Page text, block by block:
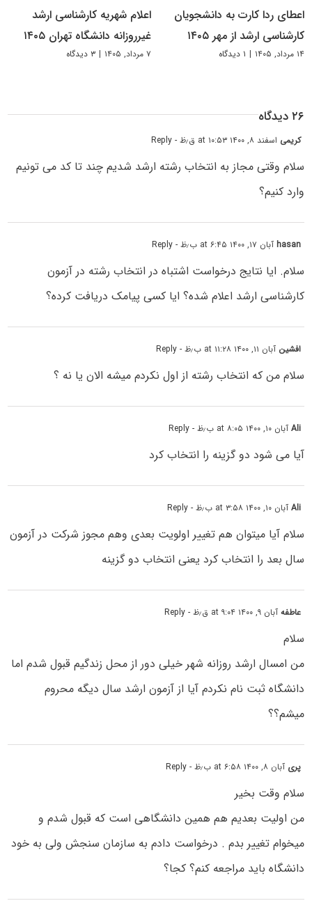
اعطای ردا کارت به دانشجویان
کارشناسی ارشد از مهر ۱۴۰۵
۱۴ مرداد, ۱۴۰۵ | ۱ دیدگاه
اعلام شهریه کارشناسی ارشد
غیرروزانه دانشگاه تهران ۱۴۰۵
۷ مرداد, ۱۴۰۵ | ۳ دیدگاه
۲۶ دیدگاه
کریمی اسفند ۸, ۱۴۰۰ at ۱۰:۵۳ ق٫ظ - Reply
سلام وقتی مجاز به انتخاب رشته ارشد شدیم چند تا کد می تونیم
وارد کنیم؟
hasanآبان ۱۷, ۱۴۰۰ at ۶:۴۵ ب٫ظ - Reply
سلام. ایا نتایج درخواست اشتباه در انتخاب رشته در آزمون
کارشناسی ارشد اعلام شده؟ ایا کسی پیامک دریافت کرده؟
افشین آبان ۱۱, ۱۴۰۰ at ۱۱:۲۸ ب٫ظ - Reply
سلام من که انتخاب رشته از اول نکردم میشه الان یا نه ؟
Aliآبان ۱۰, ۱۴۰۰ at ۸:۰۵ ب٫ظ - Reply
آیا می شود دو گزینه را انتخاب کرد
Aliآبان ۱۰, ۱۴۰۰ at ۳:۵۸ ب٫ظ - Reply
سلام آیا میتوان هم تغییر اولویت بعدی وهم مجوز شرکت در آزمون
سال بعد را انتخاب کرد یعنی انتخاب دو گزینه
عاطفهآبان ۹, ۱۴۰۰ at ۹:۰۴ ق٫ظ - Reply
سلام
من امسال ارشد روزانه شهر خیلی دور از محل زندگیم قبول شدم اما
دانشگاه ثبت نام نکردم آیا از آزمون ارشد سال دیگه محروم
میشم؟؟
پری آبان ۸, ۱۴۰۰ at ۶:۵۸ ب٫ظ - Reply
سلام وقت بخیر
من اولیت بعدیم هم همین دانشگاهی است که قبول شدم و
میخوام تغییر بدم . درخواست دادم به سازمان سنجش ولی به خود
دانشگاه باید مراجعه کنم؟ کجا؟